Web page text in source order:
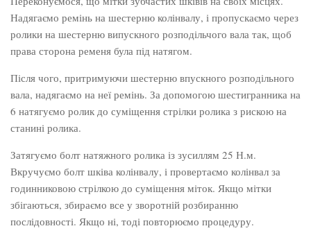
Надягаємо ремінь на шестерню колінвалу, і пропускаємо через
ролики на шестерню випускного розподільчого вала так, щоб
права сторона ременя була під натягом.
Після чого, притримуючи шестерню впускного розподільного
вала, надягаємо на неї ремінь. За допомогою шестигранника на
6 натягуємо ролик до суміщення стрілки ролика з рискою на
станині ролика.
Затягуємо болт натяжного ролика із зусиллям 25 Н.м.
Вкручуємо болт шківа колінвалу, і провертаємо колінвал за
годинниковою стрілкою до суміщення міток. Якщо мітки
збігаються, збираємо все у зворотній розбиранню
послідовності. Якщо ні, тоді повторюємо процедуру.